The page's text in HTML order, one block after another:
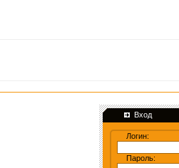
Вход
Логин:
Пароль: